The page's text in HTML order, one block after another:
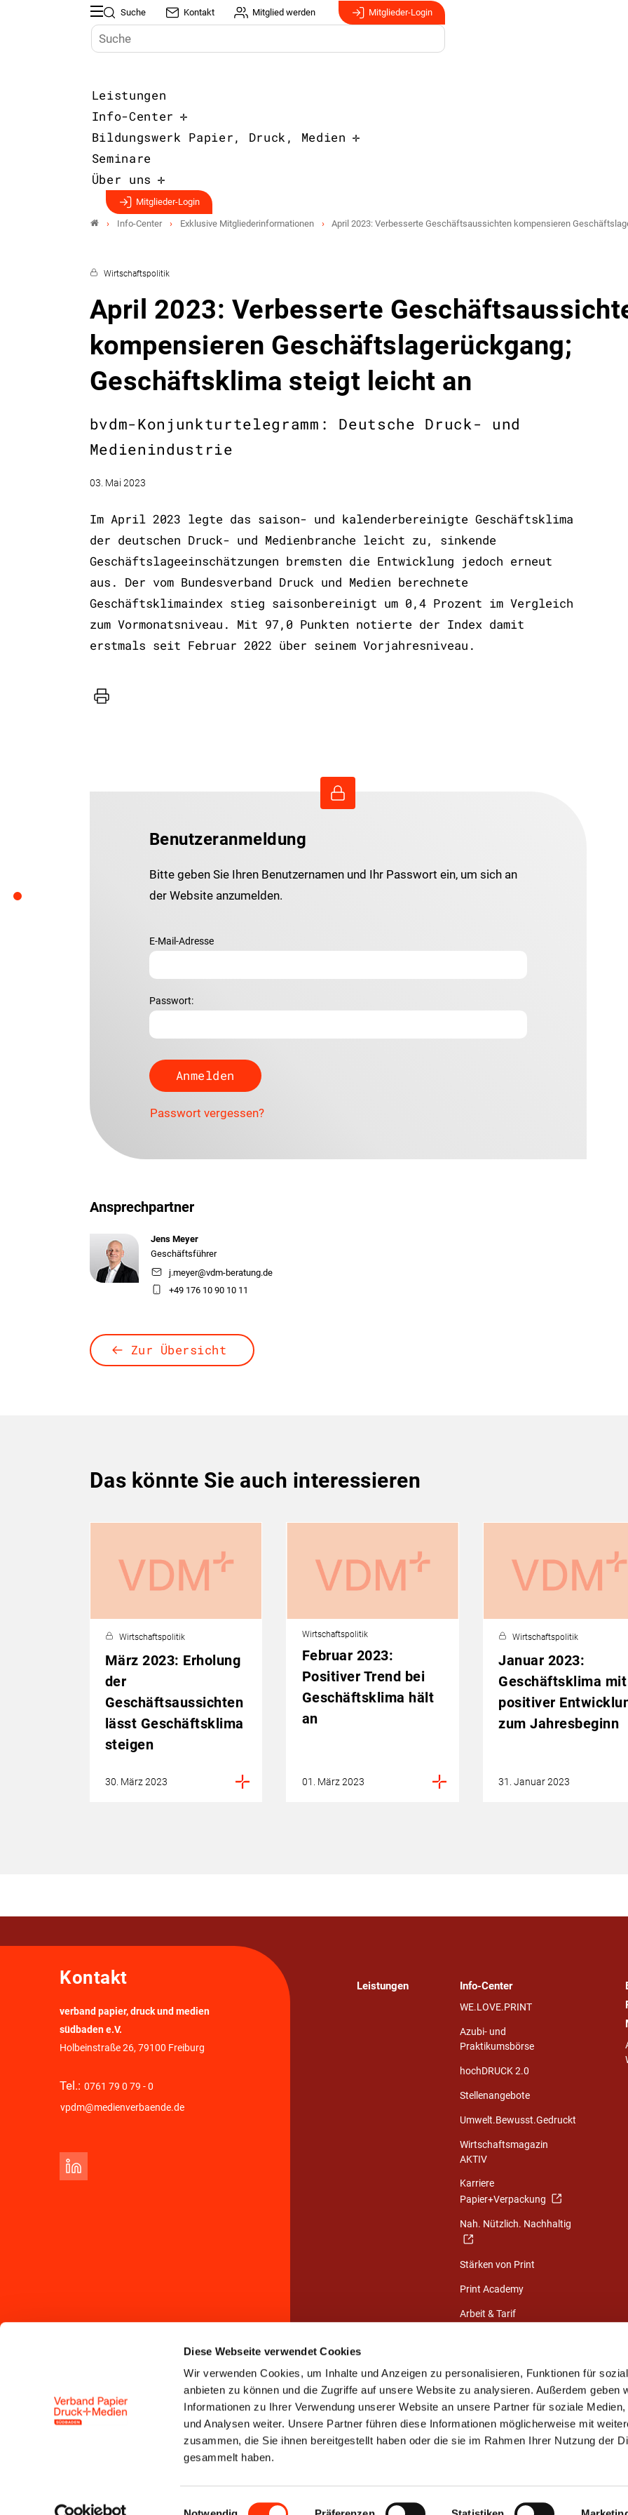
Diese Webseite verwendet Cookies
Wir verwenden Cookies, um Inhalte und Anzeigen zu personalisieren, Funktionen für
anbieten zu können und die Zugriffe auf unsere Website zu analysieren. Außerdem geben
Informationen zu Ihrer Verwendung unserer Website an unsere Partner für soziale Medien,
und Analysen weiter. Unsere Partner führen diese Informationen möglicherweise mit
zusammen, die Sie ihnen bereitgestellt haben oder die sie im Rahmen Ihrer Nutzung der
gesammelt haben.
Einwilligungsauswahl
Suche Kontakt Mitglied werden Mitglieder-Login
Leistungen
Info-Center
Bildungswerk Papier, Druck, Medien
Seminare
Über uns
Mitglieder-Login
Info-Center Exklusive Mitgliederinformationen April 2023: Verbesserte Geschäftsaussichten kompensieren
Wirtschaftspolitik
April 2023: Verbesserte
kompensieren Geschäftslagerückgang;
Geschäftsklima steigt leicht an
bvdm-Konjunkturtelegramm: Deutsche Druck- und
Medienindustrie
03. Mai 2023
Im April 2023 legte das saison- und kalenderbereinigte Geschäftsklima
der deutschen Druck- und Medienbranche leicht zu, sinkende
Geschäftslageeinschätzungen bremsten die Entwicklung jedoch erneut
aus. Der vom Bundesverband Druck und Medien berechnete
Geschäftsklimaindex stieg saisonbereinigt um 0,4 Prozent im Vergleich
zum Vormonatsniveau. Mit 97,0 Punkten notierte der Index damit
erstmals seit Februar 2022 über seinem Vorjahresniveau.
Drucker
Benutzeranmeldung
Bitte geben Sie Ihren Benutzernamen und Ihr Passwort ein, um sich an
der Website anzumelden.
E-Mail-Adresse
Passwort:
Passwort vergessen?
Ansprechpartner
Jens Meyer
Geschäftsführer
j.meyer@vdm-beratung.de
+49 176 10 90 10 11
Zur Übersicht
Das könnte Sie auch interessieren
Wirtschaftspolitik
März 2023: Erholung
der
Geschäftsaussichten
lässt Geschäftsklima
steigen
30. März 2023
Wirtschaftspolitik
Februar 2023:
Positiver Trend bei
Geschäftsklima hält
an
01. März 2023
Wirtschaftspolitik
Januar 2023:
Geschäftsklima mit
positiver
zum Jahresbeginn
31. Januar 2023
Kontakt
verband papier, druck und medien
südbaden e.V.
Holbeinstraße 26, 79100 Freiburg
Tel.: 0761 79 0 79 - 0
vpdm@medienverbaende.de
Leistungen Info-Center
WE.LOVE.PRINT
Azubi- und
Praktikumsbörse
hochDRUCK 2.0
Stellenangebote
Umwelt.Bewusst.Gedruckt
Wirtschaftsmagazin
AKTIV
Karriere
Papier+Verpackung
Nah. Nützlich. Nachhaltig
Stärken von Print
Print Academy
Arbeit & Tarif
Mitgliederinformationen
NUTZEN
Branchenportal